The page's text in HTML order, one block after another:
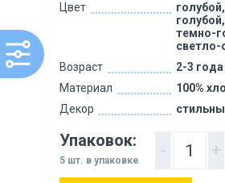
Цвет
темно-
светло-
Возраст
2-3 года
Материал
100%
Декор
Упаковок:
5 шт. в упаковке
- +